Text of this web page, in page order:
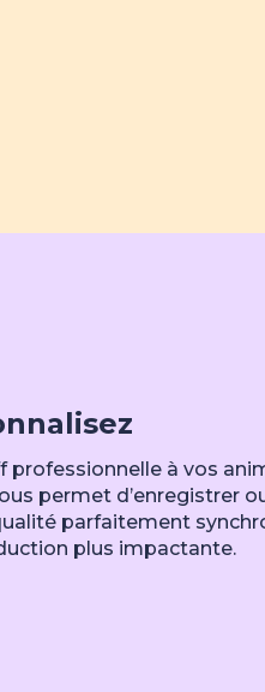
à vos
permet d’enregistrer
parfaitement
plus impactante.